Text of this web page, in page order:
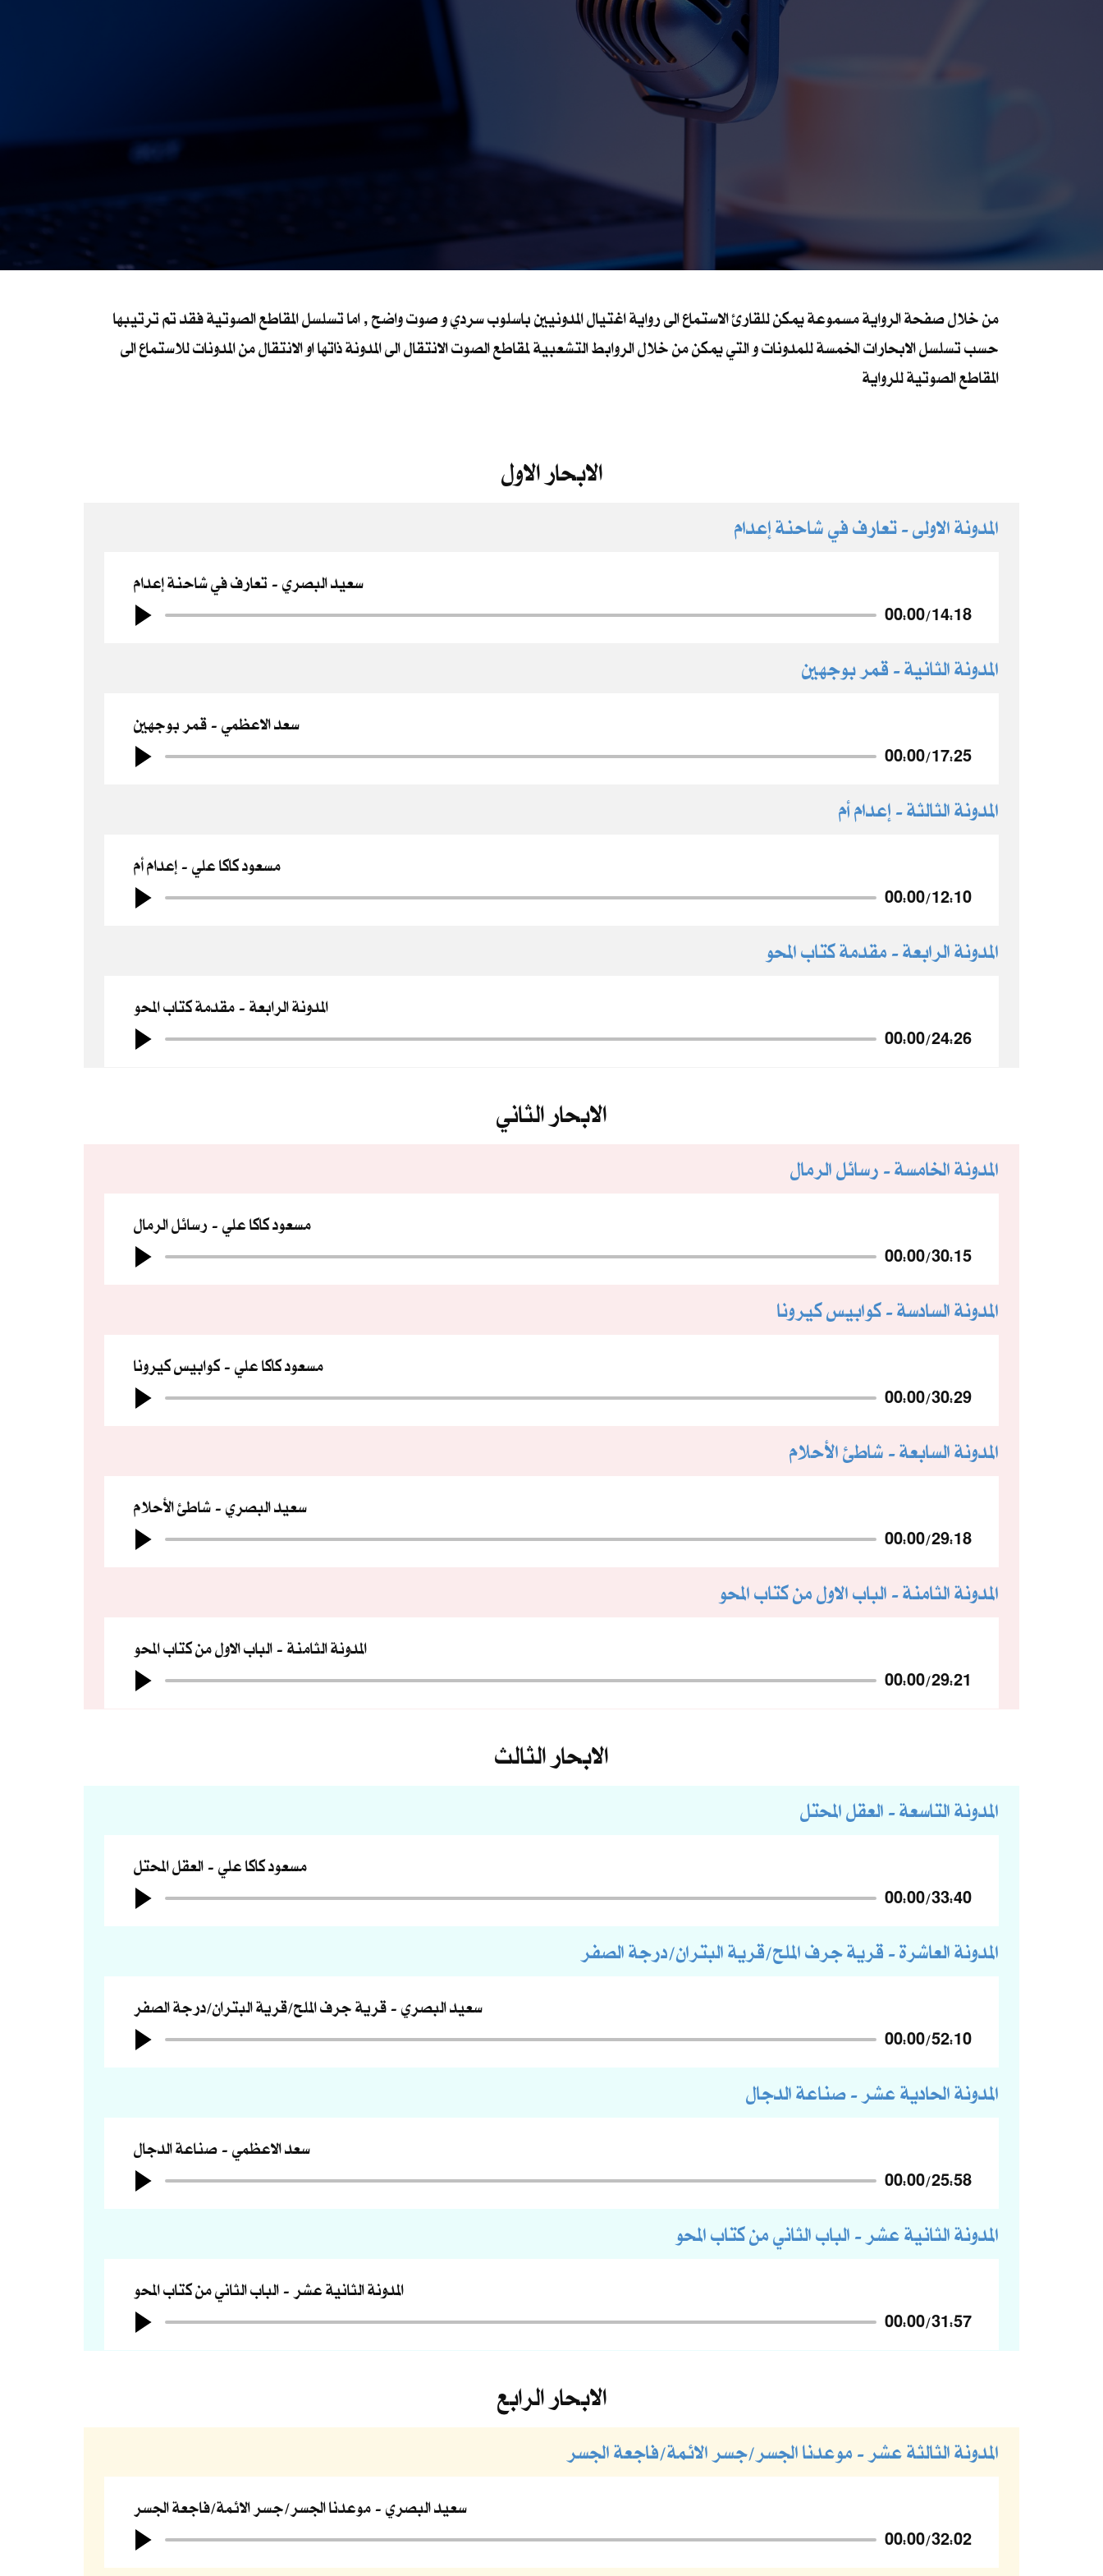
من خلال صفحة الرواية مسموعة يمكن للقارئ الاستماع الى رواية اغتيال المدونيين باسلوب سردي و صوت واضح , اما تسلسل المقاطع الصوتية فقد تم ترتيبها
حسب تسلسل الابحارات الخمسة للمدونات و التي يمكن من خلال الروابط التشعبية لمقاطع الصوت الانتقال الى المدونة ذاتها او الانتقال من المدونات للاستماع الى
المقاطع الصوتية للرواية
الابحار الاول
المدونة الاولى - تعارف في شاحنة إعدام
تعارف في شاحنة إعدام سعيد البصري
00:00/14:18
المدونة الثانية - قمر بوجهين
قمر بوجهين سعد الاعظمي
00:00/17:25
المدونة الثالثة - إعدام أم
إعدام أم مسعود كاكا علي
00:00/12:10
المدونة الرابعة - مقدمة كتاب المحو
مقدمة كتاب المحو المدونة الرابعة
00:00/24:26
الابحار الثاني
المدونة الخامسة - رسائل الرمال
رسائل الرمال مسعود كاكا علي
00:00/30:15
المدونة السادسة - كوابيس كيرونا
كوابيس كيرونا مسعود كاكا علي
00:00/30:29
المدونة السابعة - شاطئ الأحلام
شاطئ الأحلام سعيد البصري
00:00/29:18
المدونة الثامنة - الباب الاول من كتاب المحو
الباب الاول من كتاب المحو المدونة الثامنة
00:00/29:21
الابحار الثالث
المدونة التاسعة - العقل المحتل
العقل المحتل مسعود كاكا علي
00:00/33:40
المدونة العاشرة - قرية جرف الملح/قرية البتران/درجة الصفر
قرية جرف الملح/قرية البتران/درجة الصفر سعيد البصري
00:00/52:10
المدونة الحادية عشر - صناعة الدجال
صناعة الدجال سعد الاعظمي
00:00/25:58
المدونة الثانية عشر - الباب الثاني من كتاب المحو
الباب الثاني من كتاب المحو المدونة الثانية عشر
00:00/31:57
الابحار الرابع
المدونة الثالثة عشر - موعدنا الجسر/جسر الائمة/فاجعة الجسر
موعدنا الجسر/جسر الائمة/فاجعة الجسر سعيد البصري
00:00/32:02